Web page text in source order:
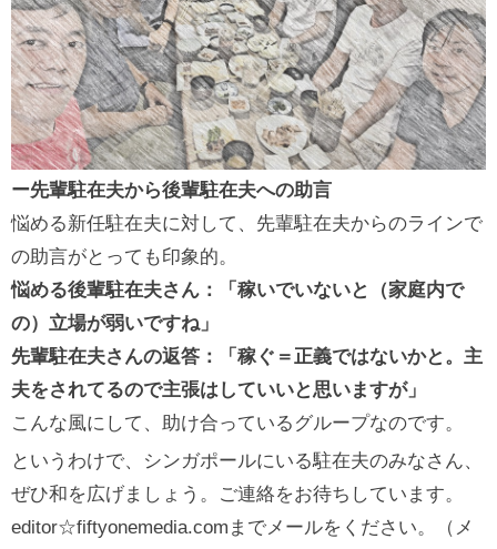
ー先輩駐在夫から後輩駐在夫への助言
悩める新任駐在夫に対して、先輩駐在夫からのラインで
の助言がとっても印象的。
悩める後輩駐在夫さん：「稼いでいないと（家庭内で
の）立場が弱いですね」
先輩駐在夫さんの返答：「稼ぐ＝正義ではないかと。主
夫をされてるので主張はしていいと思いますが」
こんな風にして、助け合っているグループなのです。
というわけで、シンガポールにいる駐在夫のみなさん、
ぜひ和を広げましょう。ご連絡をお待ちしています。
editor☆fiftyonemedia.comまでメールをください。（メ